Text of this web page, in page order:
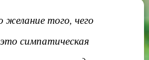
того, чего
симпатическая